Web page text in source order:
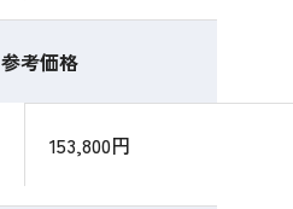
参考価格
153,800円